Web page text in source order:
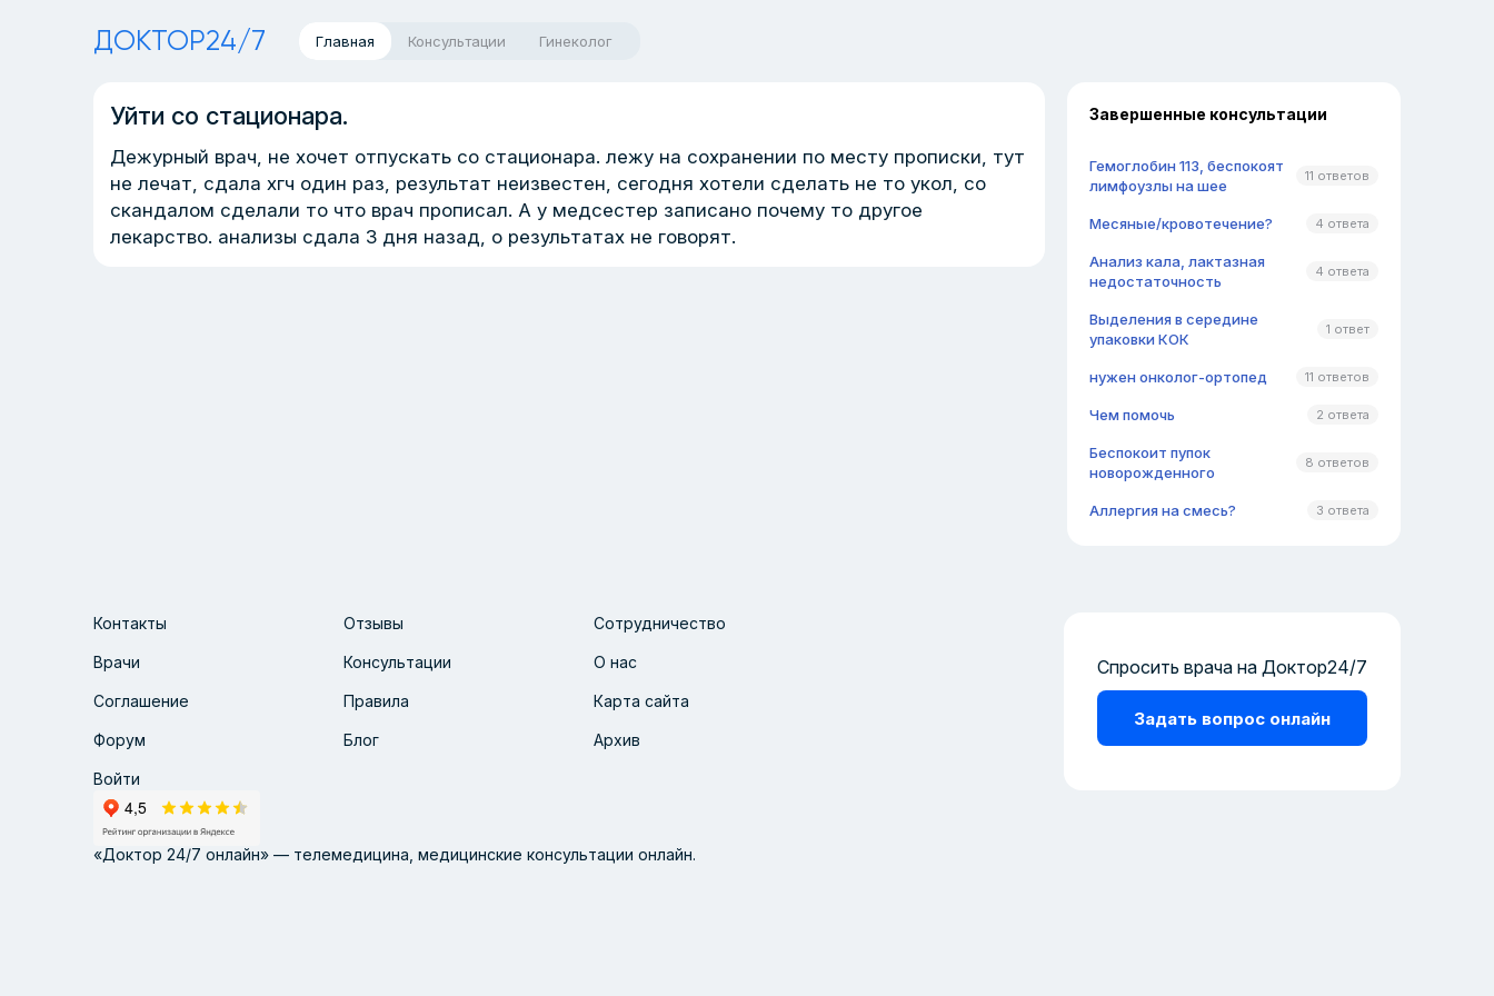
ДОКТОР24/7 Главная Консультации Гинеколог
Уйти со стационара.
Дежурный врач, не хочет отпускать со стационара. лежу на сохранении по месту прописки, тут
не лечат, сдала хгч один раз, результат неизвестен, сегодня хотели сделать не то укол, со
скандалом сделали то что врач прописал. А у медсестер записано почему то другое
лекарство. анализы сдала 3 дня назад, о результатах не говорят.
Завершенные консультации
Гемоглобин 113, беспокоят
лимфоузлы на шее
11 ответов
Месяные/кровотечение? 4 ответа
Анализ кала, лактазная
недостаточность
4 ответа
Выделения в середине
упаковки КОК
1 ответ
нужен онколог-ортопед 11 ответов
Чем помочь 2 ответа
Беспокоит пупок
новорожденного
8 ответов
Аллергия на смесь? 3 ответа
Контакты Отзывы Сотрудничество
Врачи Консультации О нас
Соглашение Правила Карта сайта
Форум Блог Архив
Войти
Спросить врача на Доктор24/7
Задать вопрос онлайн
«Доктор 24/7 онлайн» — телемедицина, медицинские консультации онлайн.